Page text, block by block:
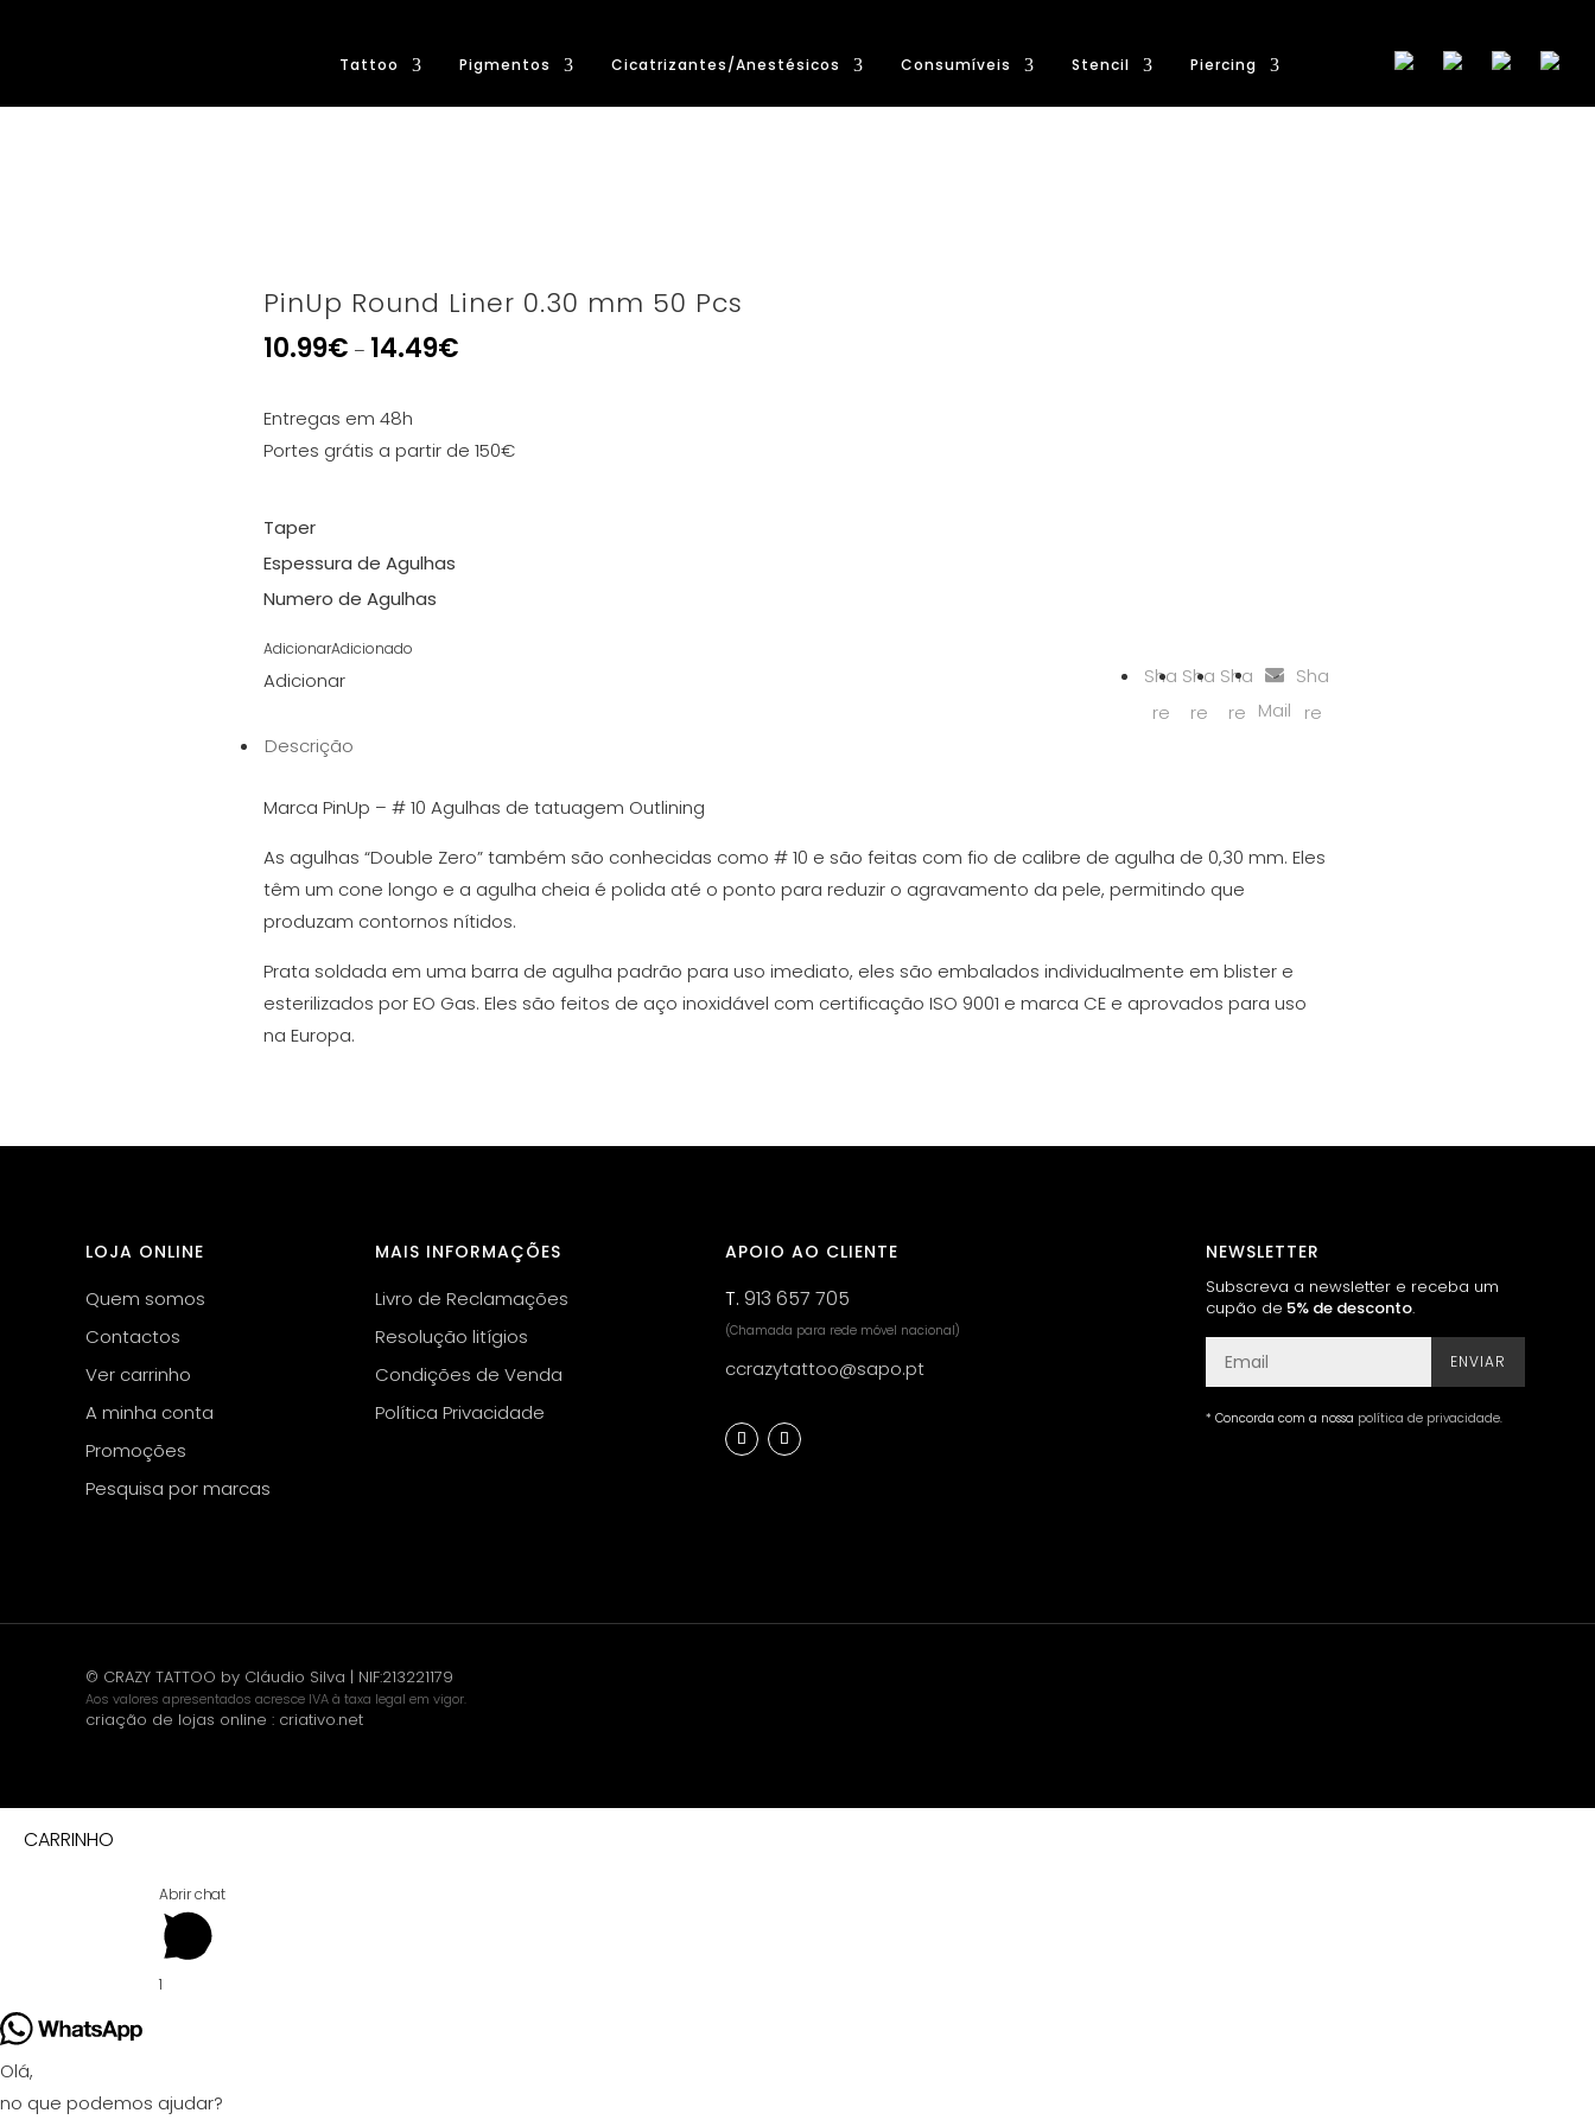
Tattoo Pigmentos Cicatrizantes/Anestésicos Consumíveis Stencil Piercing
PinUp Round Liner 0.30 mm 50 Pcs
10.99€ – 14.49€
Entregas em 48h
Portes grátis a partir de 150€
Taper
Espessura de Agulhas
Numero de Agulhas
AdicionarAdicionado
Adicionar
Sha
re
Sha
re
Sha
re Mail
Sha
re
Descrição
Marca PinUp – # 10 Agulhas de tatuagem Outlining
As agulhas “Double Zero” também são conhecidas como # 10 e são feitas com fio de calibre de agulha de 0,30 mm. Eles
têm um cone longo e a agulha cheia é polida até o ponto para reduzir o agravamento da pele, permitindo que
produzam contornos nítidos.
Prata soldada em uma barra de agulha padrão para uso imediato, eles são embalados individualmente em blister e
esterilizados por EO Gas. Eles são feitos de aço inoxidável com certificação ISO 9001 e marca CE e aprovados para uso
na Europa.
LOJA ONLINE
Quem somos
Contactos
Ver carrinho
A minha conta
Promoções
Pesquisa por marcas
MAIS INFORMAÇÕES
Livro de Reclamações
Resolução litígios
Condições de Venda
Política Privacidade
APOIO AO CLIENTE
T. 913 657 705
(Chamada para rede móvel nacional)
ccrazytattoo@sapo.pt
NEWSLETTER
Subscreva a newsletter e receba um
cupão de 5% de desconto.
ENVIAR
* Concorda com a nossa política de privacidade.
© CRAZY TATTOO by Cláudio Silva | NIF:213221179
Aos valores apresentados acresce IVA à taxa legal em vigor.
criação de lojas online : criativo.net
CARRINHO
Abrir chat
1
Olá,
no que podemos ajudar?